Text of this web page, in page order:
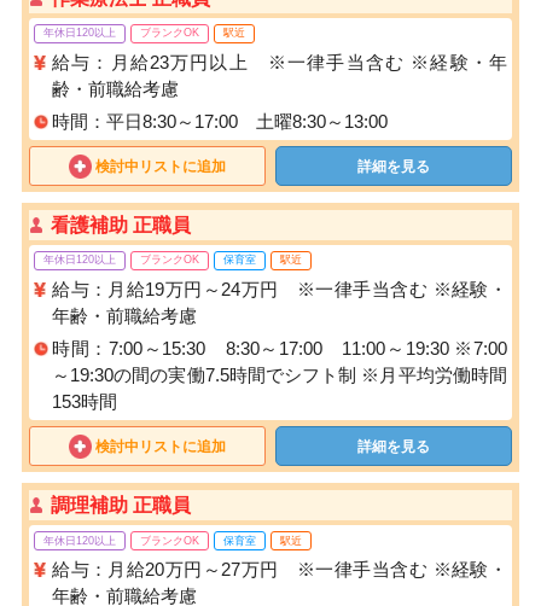
年休日120以上 ブランクOK 駅近
給与：月給23万円以上 ※一律手当含む ※経験・年
齢・前職給考慮
時間：平日8:30～17:00 土曜8:30～13:00
検討中リストに追加 詳細を見る
看護補助 正職員
年休日120以上 ブランクOK 保育室 駅近
給与：月給19万円～24万円 ※一律手当含む ※経験・
年齢・前職給考慮
時間：7:00～15:30 8:30～17:00 11:00～19:30 ※7:00
～19:30の間の実働7.5時間でシフト制 ※月平均労働時間
153時間
検討中リストに追加 詳細を見る
調理補助 正職員
年休日120以上 ブランクOK 保育室 駅近
給与：月給20万円～27万円 ※一律手当含む ※経験・
年齢・前職給考慮